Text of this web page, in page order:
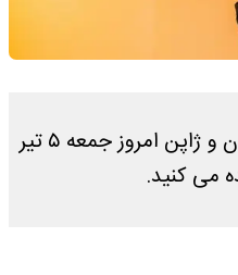
پخش زنده بازی والیبال ایران و ژاپن امروز جمعه ۵ تیر